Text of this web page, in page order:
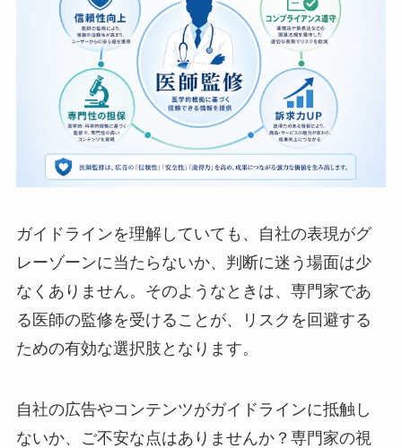
ガイドラインを理解していても、自社の表現がグ
レーゾーンに当たらないか、判断に迷う場面は少
なくありません。そのようなときは、専門家であ
る医師の監修を受けることが、リスクを回避する
ための有効な選択肢となります。
自社の広告やコンテンツがガイドラインに抵触し
ないか、ご不安な点はありませんか？専門家の視